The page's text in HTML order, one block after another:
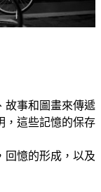
故事和圖畫來傳遞
，這些記憶的保存
回憶的形成，以及